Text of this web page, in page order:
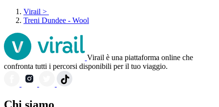
Virail >
Treni Dundee - Wool
Virail è una piattaforma online che
confronta tutti i percorsi disponibili per il tuo viaggio.